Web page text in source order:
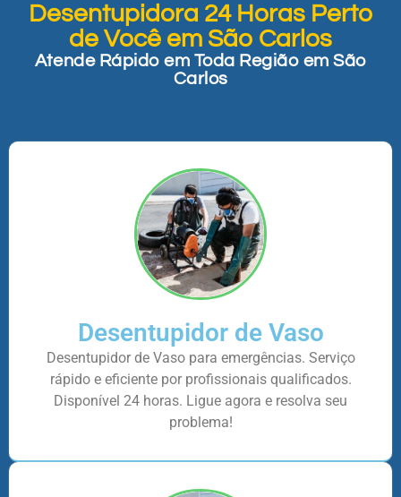
Desentupidora 24 Horas Perto
de Você em São Carlos
Atende Rápido em Toda Região em São
Carlos
Desentupidor de Vaso
Desentupidor de Vaso para emergências. Serviço
rápido e eficiente por profissionais qualificados.
Disponível 24 horas. Ligue agora e resolva seu
problema!